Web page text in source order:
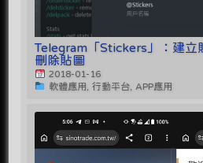
Telegram「Stickers」：建立
刪除貼圖
2018-01-16
軟體應用, 行動平台, APP應用